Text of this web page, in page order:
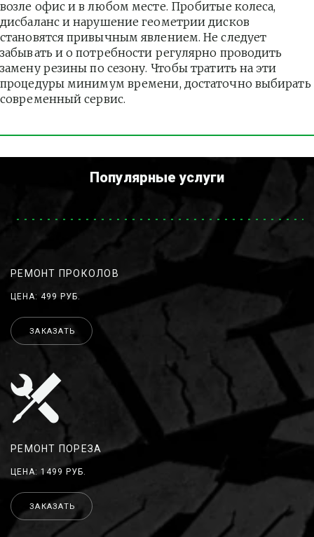
возле офис и в любом месте. Пробитые колеса,
дисбаланс и нарушение геометрии дисков
становятся привычным явлением. Не следует
забывать и о потребности регулярно проводить
замену резины по сезону. Чтобы тратить на эти
процедуры минимум времени, достаточно выбирать
современный сервис.
Популярные услуги
РЕМОНТ ПРОКОЛОВ
ЦЕНА: 499 РУБ.
ЗАКАЗАТЬ
РЕМОНТ ПОРЕЗА
ЦЕНА: 1499 РУБ.
ЗАКАЗАТЬ